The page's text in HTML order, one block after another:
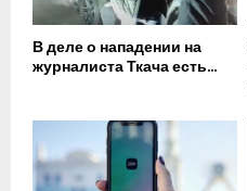
В деле о нападении на
журналиста Ткача есть...